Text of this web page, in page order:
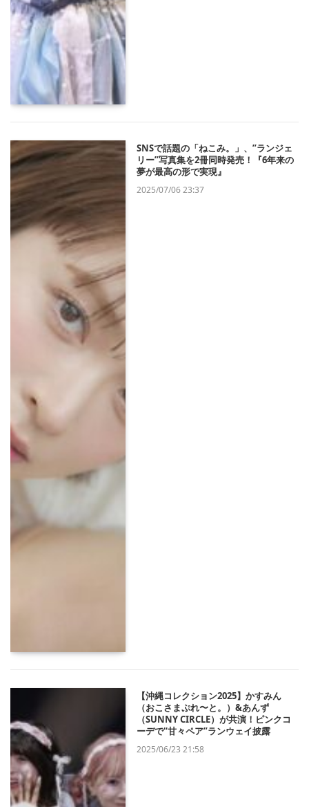
SNSで話題の「ねこみ。」、”ランジェ
リー”写真集を2冊同時発売！『6年来の
夢が最高の形で実現』
2025/07/06 23:37
【沖縄コレクション2025】かすみん
（おこさまぷれ〜と。）&あんず
（SUNNY CIRCLE）が共演！ピンクコ
ーデで“甘々ペア”ランウェイ披露
2025/06/23 21:58